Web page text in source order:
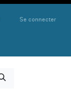
Se connecter